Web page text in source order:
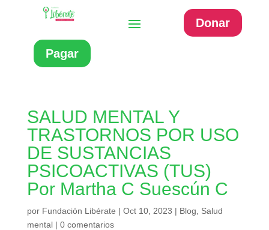
Donar
Pagar
SALUD MENTAL Y
TRASTORNOS POR USO
DE SUSTANCIAS
PSICOACTIVAS (TUS)
Por Martha C Suescún C
por Fundación Libérate | Oct 10, 2023 | Blog
Salud
mental| 0 comentarios